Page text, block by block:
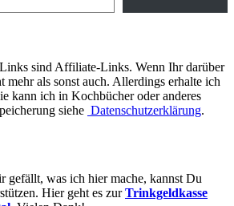
sind Affiliate-Links. Wenn Ihr darüber
mehr als sonst auch. Allerdings erhalte ich
kann ich in Kochbücher oder anderes
siehe Datenschutzerklärung.
gefällt, was ich hier mache, kannst Du
Hier geht es zurTrinkgeldkasse